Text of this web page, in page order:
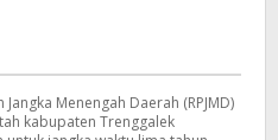
Pemerintah
Daerah